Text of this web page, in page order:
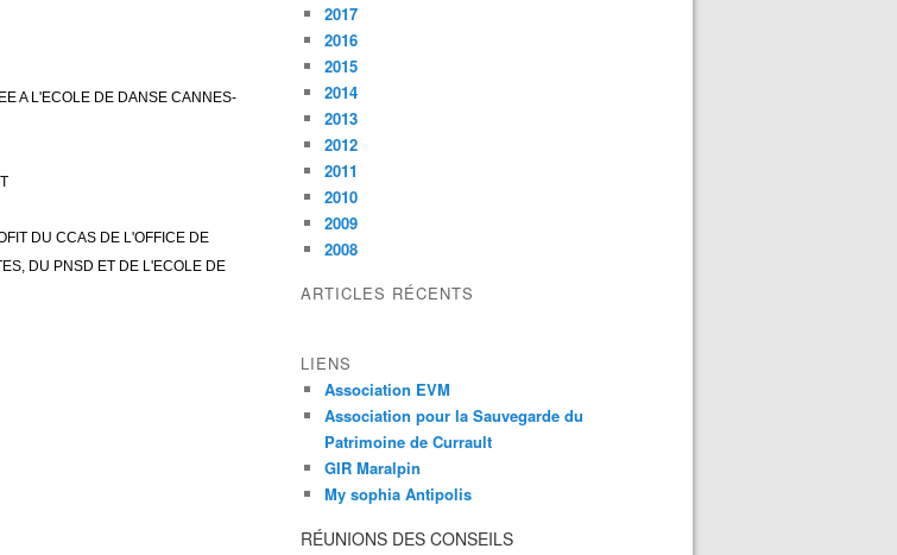
A L'ECOLE DE DANSE CANNES-
DU CCAS DE L'OFFICE DE
DU PNSD ET DE L'ECOLE DE
2017
2016
2015
2014
2013
2012
2011
2010
2009
2008
ARTICLES RÉCENTS
LIENS
Association EVM
Association pour la Sauvegarde du
Patrimoine de Currault
GIR Maralpin
My sophia Antipolis
RÉUNIONS DES CONSEILS